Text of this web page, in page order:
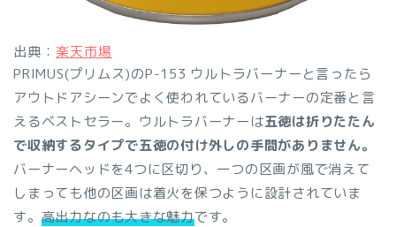
出典： 楽天市場
PRIMUS(プリムス)のP-153 ウルトラバーナーと言ったら
アウトドアシーンでよく使われているバーナーの定番と言
えるベストセラー。ウルトラバーナーは五徳は折りたたん
で収納するタイプで五徳の付け外しの手間がありません。
バーナーヘッドを4つに区切り、一つの区画が風で消えて
しまっても他の区画は着火を保つように設計されていま
す。 高出力なのも大きな魅力です。